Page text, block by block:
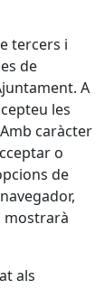
tercers i
de
A
les
caràcter
o
de
mostrarà
als